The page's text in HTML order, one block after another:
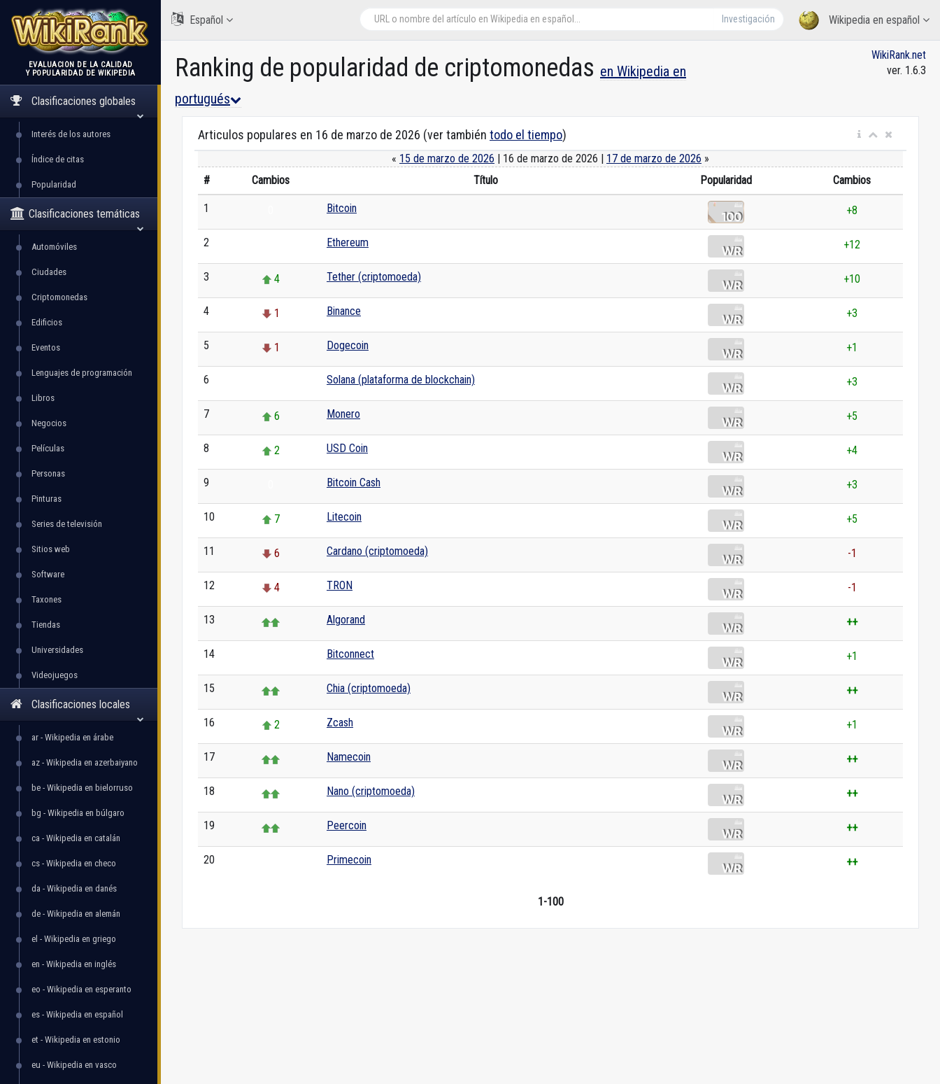
WikiRank
EVALUACIÓN DE LA CALIDAD
Y POPULARIDAD DE WIKIPEDIA
Clasificaciones globales
Interés de los autores
Índice de citas
Popularidad
Clasificaciones temáticas
Automóviles
Ciudades
Criptomonedas
Edificios
Eventos
Lenguajes de programación
Libros
Negocios
Películas
Personas
Pinturas
Series de televisión
Sitios web
Software
Taxones
Tiendas
Universidades
Videojuegos
Clasificaciones locales
ar - Wikipedia en árabe
az - Wikipedia en azerbaiyano
be - Wikipedia en bielorruso
bg - Wikipedia en búlgaro
ca - Wikipedia en catalán
cs - Wikipedia en checo
da - Wikipedia en danés
de - Wikipedia en alemán
el - Wikipedia en griego
en - Wikipedia en inglés
eo - Wikipedia en esperanto
es - Wikipedia en español
et - Wikipedia en estonio
eu - Wikipedia en vasco
Wikipedia en español
Investigación
Español
Ranking de popularidad de criptomonedas en Wikipedia en
portugués
WikiRank.net
ver. 1.6.3
Articulos populares en 16 de marzo de 2026 (ver también todo el tiempo)
« 15 de marzo de 2026 | 16 de marzo de 2026 | 17 de marzo de 2026 »
#
Cambios Título Popularidad Cambios
1 Bitcoin +8
2 Ethereum +12
3 4 Tether (criptomoeda) +10
4 1 Binance +3
5 1 Dogecoin +1
6 Solana (plataforma de blockchain) +3
7 6 Monero +5
8 2 USD Coin +4
9 Bitcoin Cash +3
10 7 Litecoin +5
11 6 Cardano (criptomoeda) -1
12 4 TRON -1
13 Algorand ++
14 Bitconnect +1
15 Chia (criptomoeda) ++
16 2 Zcash +1
17 Namecoin ++
18 Nano (criptomoeda) ++
19 Peercoin ++
20 Primecoin ++
1-100